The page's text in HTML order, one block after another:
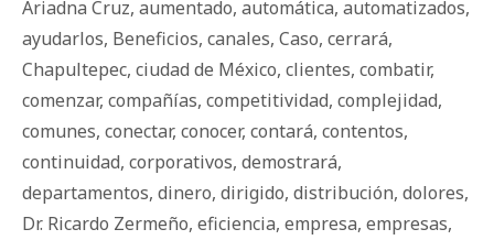
Ariadna Cruz, aumentado, automática, automatizados,
ayudarlos, Beneficios, canales, Caso, cerrará,
Chapultepec, ciudad de México, clientes, combatir,
comenzar, compañías, competitividad, complejidad,
comunes, conectar, conocer, contará, contentos,
continuidad, corporativos, demostrará,
departamentos, dinero, dirigido, distribución, dolores,
Dr. Ricardo Zermeño, eficiencia, empresa, empresas,